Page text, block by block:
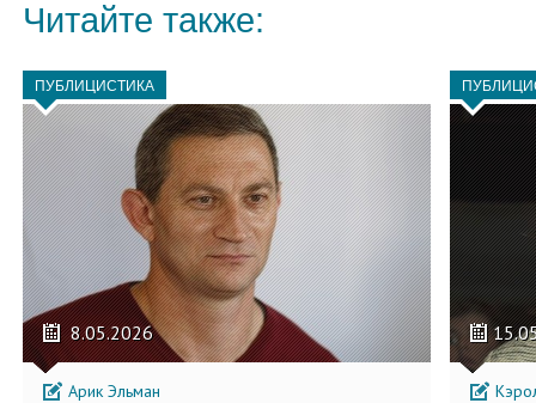
Читайте также:
ПУБЛИЦИСТИКА
8.05.2026
Арик Эльман